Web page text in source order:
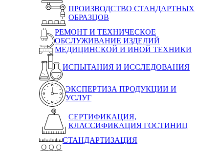
ПРОИЗВОДСТВО СТАНДАРТНЫХ
ОБРАЗЦОВ
РЕМОНТ И ТЕХНИЧЕСКОЕ
ОБСЛУЖИВАНИЕ ИЗДЕЛИЙ
МЕДИЦИНСКОЙ И ИНОЙ ТЕХНИКИ
ИСПЫТАНИЯ И ИССЛЕДОВАНИЯ
ЭКСПЕРТИЗА ПРОДУКЦИИ И
УСЛУГ
СЕРТИФИКАЦИЯ,
КЛАССИФИКАЦИЯ ГОСТИНИЦ
СТАНДАРТИЗАЦИЯ